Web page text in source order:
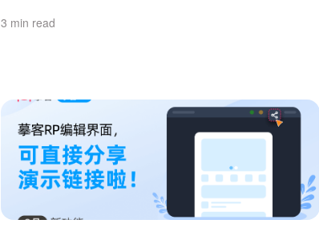
本次重点更新：1、【新增】分享演示链接的时候，支持生成二
3 min read